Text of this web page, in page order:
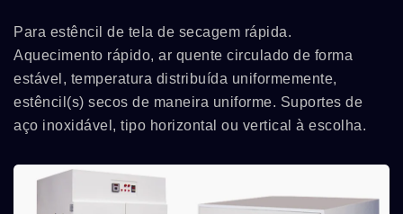
Para estêncil de tela de secagem rápida.
Aquecimento rápido, ar quente circulado de forma
estável, temperatura distribuída uniformemente,
estêncil(s) secos de maneira uniforme. Suportes de
aço inoxidável, tipo horizontal ou vertical à escolha.